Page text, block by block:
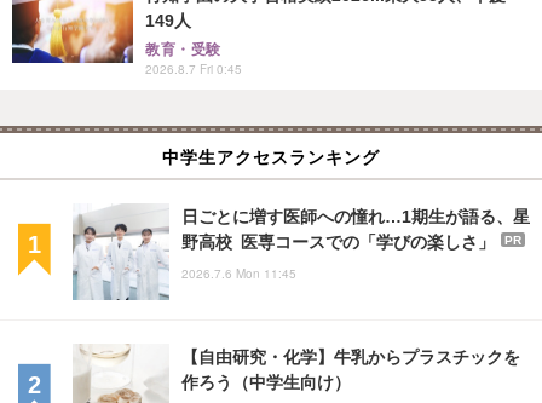
149人
教育・受験
2026.8.7 Fri 0:45
中学生アクセスランキング
日ごとに増す医師への憧れ…1期生が語る、星
野高校 医専コースでの「学びの楽しさ」
PR
2026.7.6 Mon 11:45
【自由研究・化学】牛乳からプラスチックを
作ろう（中学生向け）